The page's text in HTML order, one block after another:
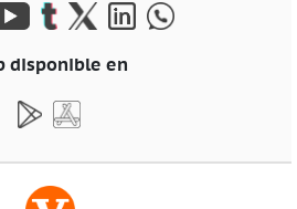
disponible en